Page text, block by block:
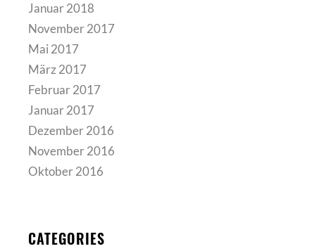
Januar 2018
November 2017
Mai 2017
März 2017
Februar 2017
Januar 2017
Dezember 2016
November 2016
Oktober 2016
CATEGORIES